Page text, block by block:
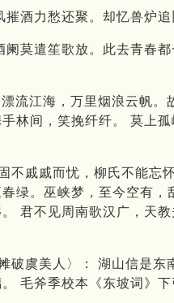
酒力愁还聚。却忆兽炉追
莫遣笙歌放。此去青春都
流江海，万里烟浪云帆。
林间，笑挽纤纤。 莫上
戚戚而忧，柳氏不能忘
绿。巫峡梦，至今空有，
君不见周南歌汉广，天
虞美人〉： 湖山信是东
毛斧季校本《东坡词》下